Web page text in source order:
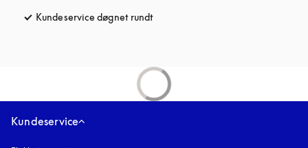
Kundeservice døgnet rundt
Kundeservice